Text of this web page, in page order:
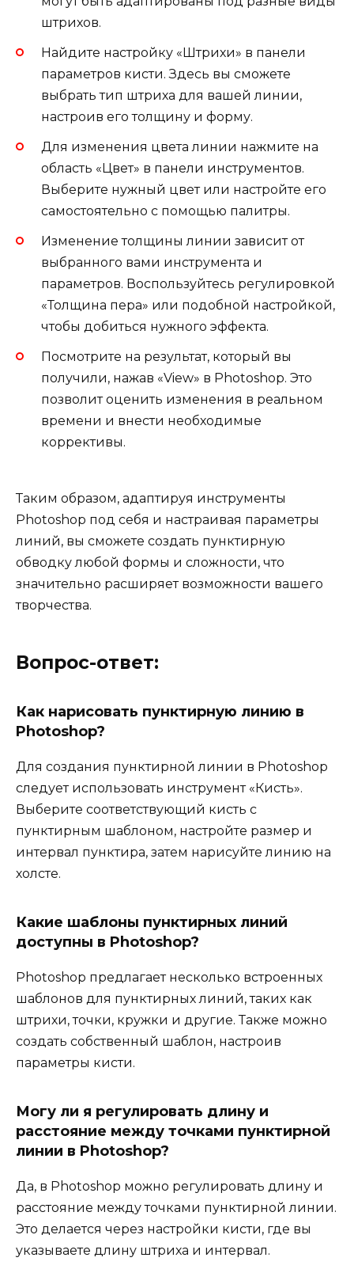
штрихов.
Найдите настройку «Штрихи» в панели
параметров кисти. Здесь вы сможете
выбрать тип штриха для вашей линии,
настроив его толщину и форму.
Для изменения цвета линии нажмите на
область «Цвет» в панели инструментов.
Выберите нужный цвет или настройте его
самостоятельно с помощью палитры.
Изменение толщины линии зависит от
выбранного вами инструмента и
параметров. Воспользуйтесь регулировкой
«Толщина пера» или подобной настройкой,
чтобы добиться нужного эффекта.
Посмотрите на результат, который вы
получили, нажав «View» в Photoshop. Это
позволит оценить изменения в реальном
времени и внести необходимые
коррективы.
Таким образом, адаптируя инструменты
Photoshop под себя и настраивая параметры
линий, вы сможете создать пунктирную
обводку любой формы и сложности, что
значительно расширяет возможности вашего
творчества.
Вопрос-ответ:
Как нарисовать пунктирную линию в
Photoshop?
Для создания пунктирной линии в Photoshop
следует использовать инструмент «Кисть».
Выберите соответствующий кисть с
пунктирным шаблоном, настройте размер и
интервал пунктира, затем нарисуйте линию на
холсте.
Какие шаблоны пунктирных линий
доступны в Photoshop?
Photoshop предлагает несколько встроенных
шаблонов для пунктирных линий, таких как
штрихи, точки, кружки и другие. Также можно
создать собственный шаблон, настроив
параметры кисти.
Могу ли я регулировать длину и
расстояние между точками пунктирной
линии в Photoshop?
Да, в Photoshop можно регулировать длину и
расстояние между точками пунктирной линии.
Это делается через настройки кисти, где вы
указываете длину штриха и интервал.